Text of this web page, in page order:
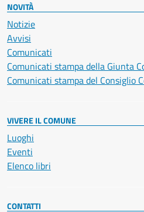
NOVITÀ
Notizie
Avvisi
Comunicati
Comunicati stampa della Giunta
Comunicati stampa del Consiglio
VIVERE IL COMUNE
Luoghi
Eventi
Elenco libri
CONTATTI